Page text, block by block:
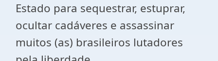
Estado para sequestrar, estuprar,
ocultar cadáveres e assassinar
muitos (as) brasileiros lutadores